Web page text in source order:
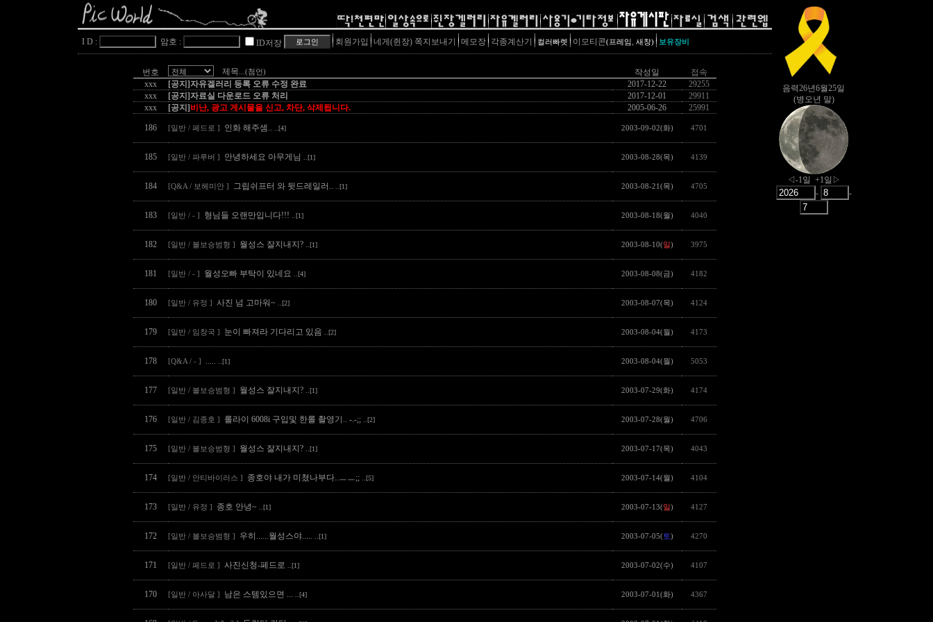
I D : 암호 : ID저장 회원가입 네게(쥔장) 쪽지보내기 메모장 각종계산기 컬러빠렛 이모티콘(프레임, 새창) 보유장비
번호 제목 ...(첨언) 작성일
접속
xxx
[공지]자유겔러리 등록 오류 수정 완료 2017-12-22
29255
xxx
[공지]자료실 다운로드 오류 처리 2017-12-01
29911
xxx
[공지] 비난, 광고 게시물을 신고, 차단, 삭제됩니다. 2005-06-26 25991
186 [일반 / 페드로 ] 인화 해주셈.. ..[4] 2003-09-02(화) 4701
185 [일반 / 파루버 ] 안녕하세요 아무게님 ..[1] 2003-08-28(목) 4139
184 [Q&A / 보헤미안 ] 그립쉬프터 와 뒷드레일러.. ..[1] 2003-08-21(목) 4705
183 [일반 / - ] 형님들 오랜만입니다!!! ..[1] 2003-08-18(월) 4040
182 [일반 / 볼보승범형 ] 월성스 잘지내지? ..[1] 2003-08-10(일) 3975
181 [일반 / - ] 월성오빠 부탁이 있네요 ..[4] 2003-08-08(금) 4182
180 [일반 / 유정 ] 사진 넘 고마워~ ..[2] 2003-08-07(목) 4124
179 [일반 / 임창국 ] 눈이 빠져라 기다리고 있음 ..[2] 2003-08-04(월) 4173
178 [Q&A / - ] ..... ..[1] 2003-08-04(월) 5053
177 [일반 / 볼보승범형 ] 월성스 잘지내지? ..[1] 2003-07-29(화) 4174
176 [일반 / 김종호 ] 롤라이 6008i 구입및 한롤 촬영기.. -.-;; ..[2] 2003-07-28(월) 4706
175 [일반 / 볼보승범형 ] 월성스 잘지내지? ..[1] 2003-07-17(목) 4043
174 [일반 / 안티바이러스 ] 종호야 내가 미쳤나부다..ㅡㅡ;; ..[5] 2003-07-14(월) 4104
173 [일반 / 유정 ] 종호 안녕~ ..[1] 2003-07-13(일) 4127
172 [일반 / 볼보승범형 ] 우히......월성스야..... ..[1] 2003-07-05( 토) 4270
171 [일반 / 페드로 ] 사진신청-페드로 ..[1] 2003-07-02(수) 4107
170 [일반 / 아사달 ] 남은 스템있으면 ... ..[4] 2003-07-01(화) 4367